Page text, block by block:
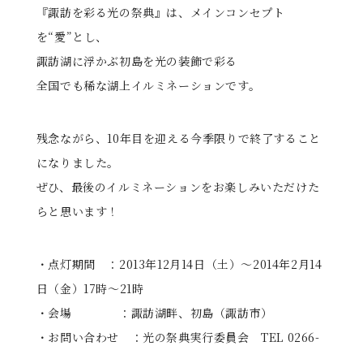
『諏訪を彩る光の祭典』は、メインコンセプト
を“愛”とし、
諏訪湖に浮かぶ初島を光の装飾で彩る
全国でも稀な湖上イルミネーションです。
残念ながら、10年目を迎える今季限りで終了すること
になりました。
ぜひ、最後のイルミネーションをお楽しみいただけた
らと思います！
・点灯期間 ：2013年12月14日（土）～2014年2月14
日（金）17時～21時
・会場 ：諏訪湖畔、初島（諏訪市）
・お問い合わせ ：光の祭典実行委員会 TEL 0266-